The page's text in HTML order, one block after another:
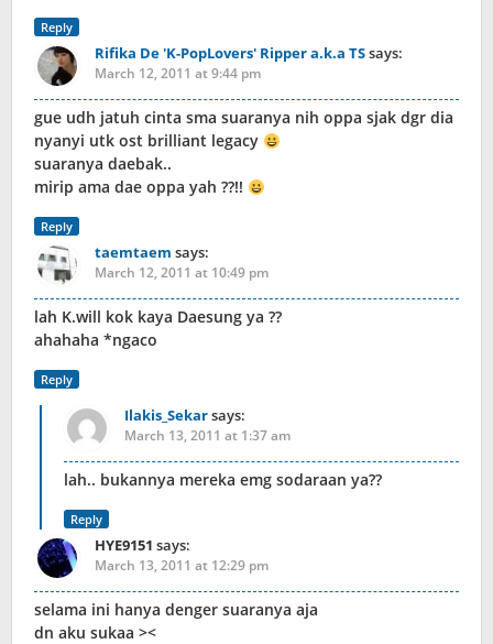
Reply
Rifika De 'K-PopLovers' Ripper a.k.a TSsays:
March 12, 2011 at 9:44 pm
gue udh jatuh cinta sma suaranya nih oppa sjak dgr dia
nyanyi utk ost brilliant legacy
suaranya daebak..
mirip ama dae oppa yah ??!!
Reply
taemtaem says:
March 12, 2011 at 10:49 pm
lah K.will kok kaya Daesung ya ??
ahahaha *ngaco
Reply
Ilakis_Sekarsays:
March 13, 2011 at 1:37 am
lah.. bukannya mereka emg sodaraan ya??
Reply
HYE9151 says:
March 13, 2011 at 12:29 pm
selama ini hanya denger suaranya aja
dn aku sukaa ><